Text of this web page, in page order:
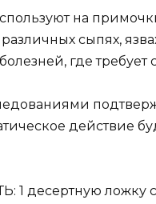
на
сыпях,
где требует
действие
десертную ложку